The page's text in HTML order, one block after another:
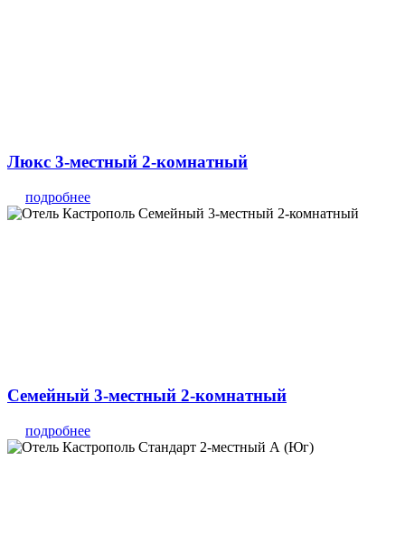
Люкс 3-местный 2-комнатный
подробнее
Семейный 3-местный 2-комнатный
подробнее